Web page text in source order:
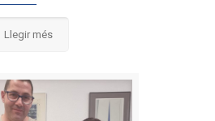
Llegir més